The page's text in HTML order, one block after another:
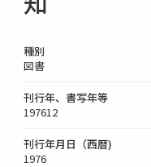
種別
図書
刊行年、書写年等
197612
刊行年月日（西暦)
1976